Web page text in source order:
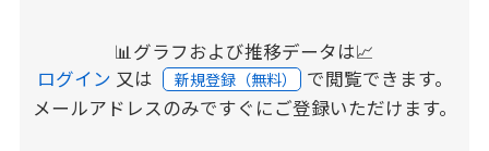
📊グラフおよび推移データは📈
ログイン 又は 新規登録（無料） で閲覧できます。
メールアドレスのみですぐにご登録いただけます。